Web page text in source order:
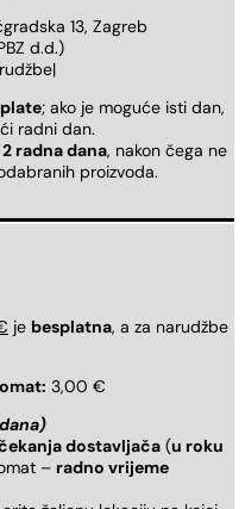
13, Zagreb
d.d.)
; ako je moguće isti dan,
radni dan.
radna dana, nakon čega ne
proizvoda.
je besplatna, a za narudžbe
3,00 €
dostavljača (u roku
– radno vrijeme